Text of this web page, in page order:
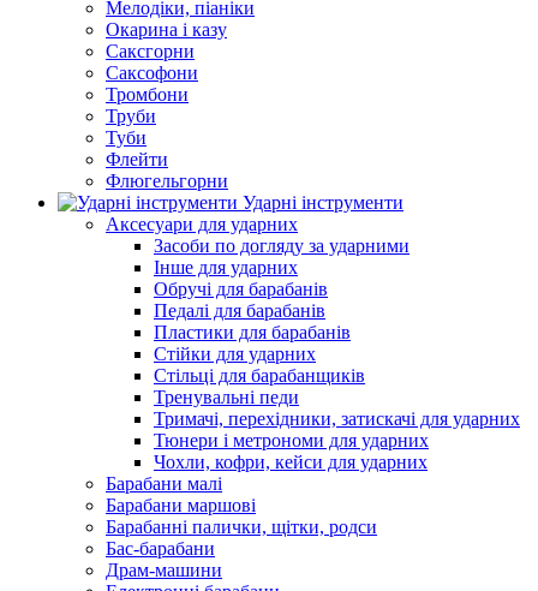
Мелодіки, піаніки
Окарина і казу
Саксгорни
Саксофони
Тромбони
Труби
Туби
Флейти
Флюгельгорни
Ударні інструменти
Аксесуари для ударних
Засоби по догляду за ударними
Інше для ударних
Обручі для барабанів
Педалі для барабанів
Пластики для барабанів
Стійки для ударних
Стільці для барабанщиків
Тренувальні педи
Тримачі, перехідники, затискачі для ударних
Тюнери і метрономи для ударних
Чохли, кофри, кейси для ударних
Барабани малі
Барабани маршові
Барабанні палички, щітки, родси
Бас-барабани
Драм-машини